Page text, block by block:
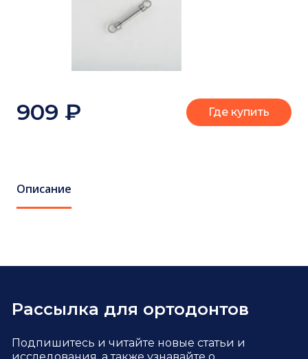
909 ₽ Где купить
Описание
Рассылка для ортодонтов
Подпишитесь и читайте новые статьи и